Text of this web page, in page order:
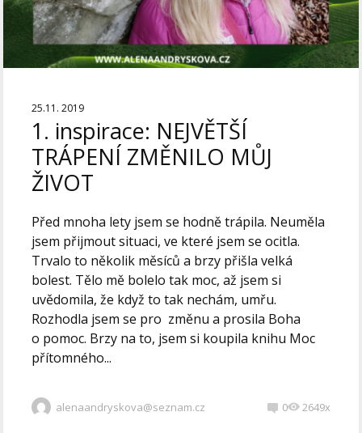
25.11. 2019
1. inspirace: NEJVĚTŠÍ
TRÁPENÍ ZMĚNILO MŮJ
ŽIVOT
Před mnoha lety jsem se hodně trápila. Neuměla
jsem přijmout situaci, ve které jsem se ocitla.
Trvalo to několik měsíců a brzy přišla velká
bolest. Tělo mě bolelo tak moc, až jsem si
uvědomila, že když to tak nechám, umřu.
Rozhodla jsem se pro změnu a prosila Boha
o pomoc. Brzy na to, jsem si koupila knihu Moc
přítomného...
alenaandryskova@seznam.cz 0 2649x